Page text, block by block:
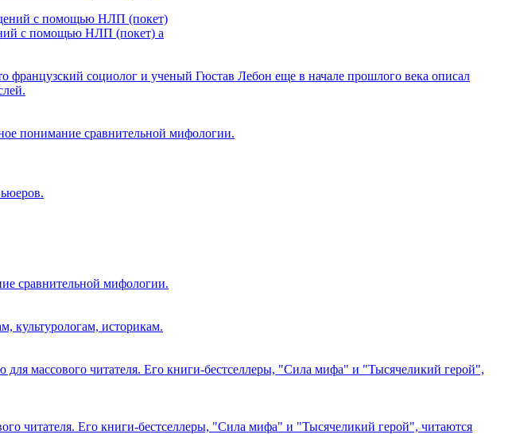
с помощью НЛП (покет) а
социолог и ученый Гюстав Лебон еще в начале прошлого века описал
понимание сравнительной мифологии.
сравнительной мифологии.
культурологам, историкам.
массового читателя. Его книги-бестселлеры, "Сила мифа" и "Тысячеликий герой",
читателя. Его книги-бестселлеры, "Сила мифа" и "Тысячеликий герой", читаются